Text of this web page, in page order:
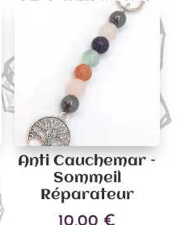
Anti Cauchemar –
Sommeil
Réparateur